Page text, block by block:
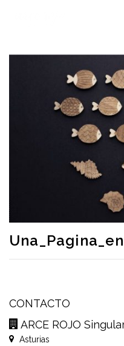
CONTACTO
ARCE ROJO
Asturias